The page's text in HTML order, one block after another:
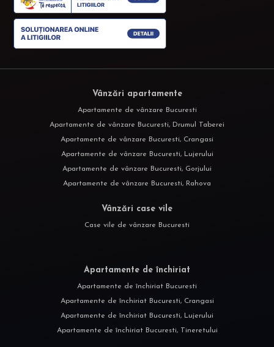
Vânzări apartamente
Apartamente de vânzare Bucuresti
Apartamente de vânzare Bucuresti, Drumul Taberei
Apartamente de vânzare Bucuresti, Crangasi
Apartamente de vânzare Bucuresti, Lujerului
Apartamente de vânzare Bucuresti, Gorjului
Apartamente de vânzare Bucuresti, Rahova
Vânzări case vile
Case vile de vânzare Bucuresti
Apartamente de închiriat
Apartamente de închiriat Bucuresti
Apartamente de închiriat Bucuresti, Crangasi
Apartamente de închiriat Bucuresti, Lujerului
Apartamente de închiriat Bucuresti, Tineretului